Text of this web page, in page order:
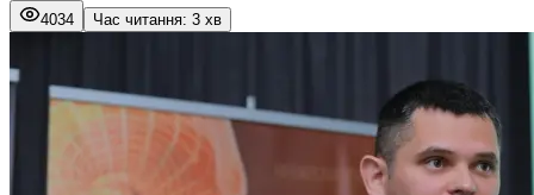
4034 Час читання: 3 хв